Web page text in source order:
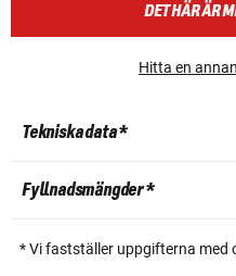
DET HÄR ÄR
Hitta en
Tekniska data *
Fyllnadsmängder *
* Vi fastställer uppgifterna med